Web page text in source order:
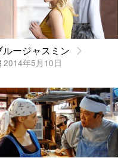
ルージャスミン
2014年5月10日